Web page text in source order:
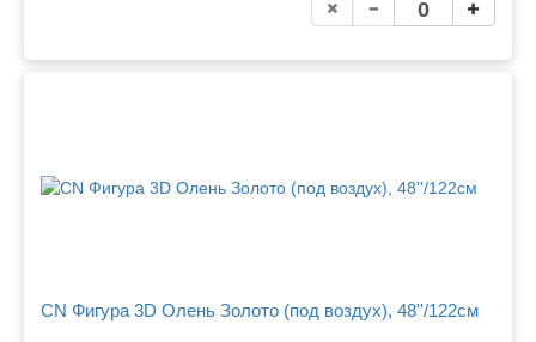
CN Фигура 3D Олень Золото (под воздух), 48''/122см